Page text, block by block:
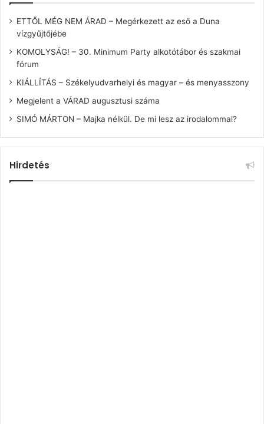
ETTŐL MÉG NEM ÁRAD – Megérkezett az eső a Duna
vízgyűjtőjébe
KOMOLYSÁG! – 30. Minimum Party alkotótábor és szakmai
fórum
KIÁLLÍTÁS – Székelyudvarhelyi és magyar – és menyasszony
Megjelent a VÁRAD augusztusi száma
SIMÓ MÁRTON – Majka nélkül. De mi lesz az irodalommal?
Hirdetés